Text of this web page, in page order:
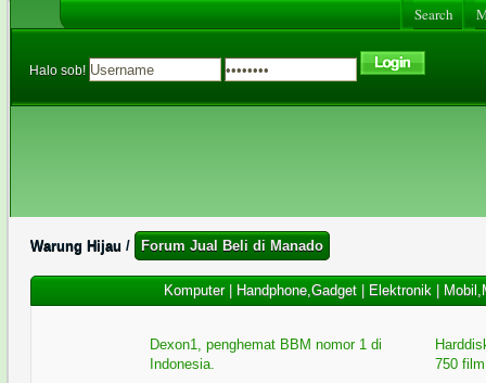
Search
Halo sob!
Warung Hijau / Forum Jual Beli di Manado
Komputer| Handphone,Gadget| Elektronik|
Dexon1, penghemat BBM nomor 1 di
Indonesia.
750